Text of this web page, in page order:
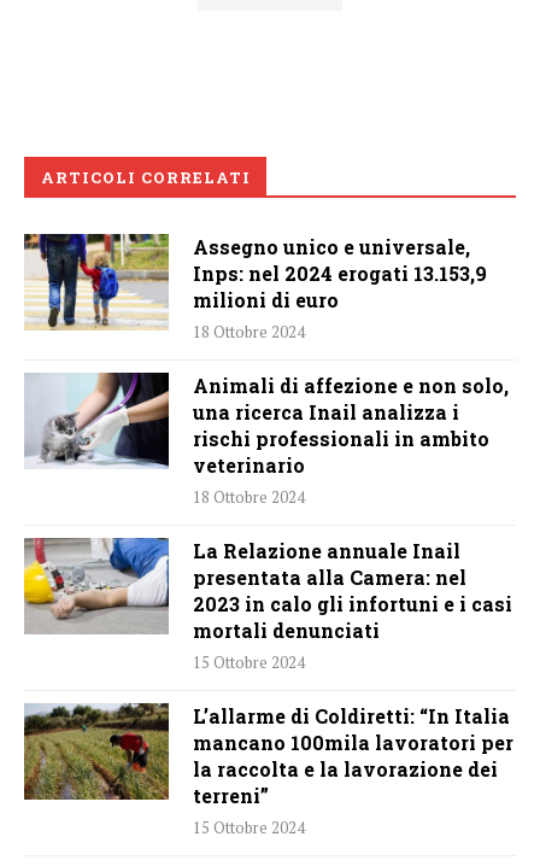
ARTICOLI CORRELATI
Assegno unico e universale,
Inps: nel 2024 erogati 13.153,9
milioni di euro
18 Ottobre 2024
Animali di affezione e non solo,
una ricerca Inail analizza i
rischi professionali in ambito
veterinario
18 Ottobre 2024
La Relazione annuale Inail
presentata alla Camera: nel
2023 in calo gli infortuni e i casi
mortali denunciati
15 Ottobre 2024
L’allarme di Coldiretti: “In Italia
mancano 100mila lavoratori per
la raccolta e la lavorazione dei
terreni”
15 Ottobre 2024